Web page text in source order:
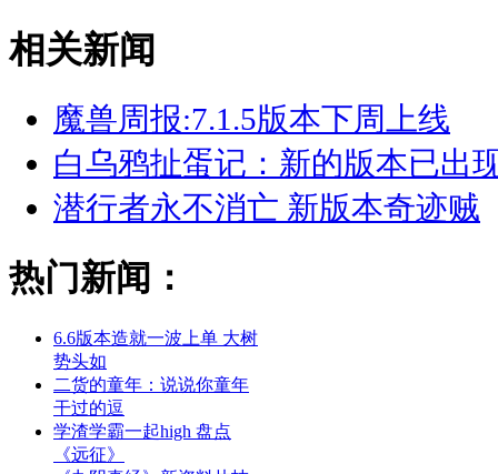
相关新闻
魔兽周报:7.1.5版本下周上线
白乌鸦扯蛋记：新的版本已出
潜行者永不消亡 新版本奇迹贼
热门新闻：
6.6版本造就一波上单 大树
势头如
二货的童年：说说你童年
干过的逗
学渣学霸一起high 盘点
《远征》